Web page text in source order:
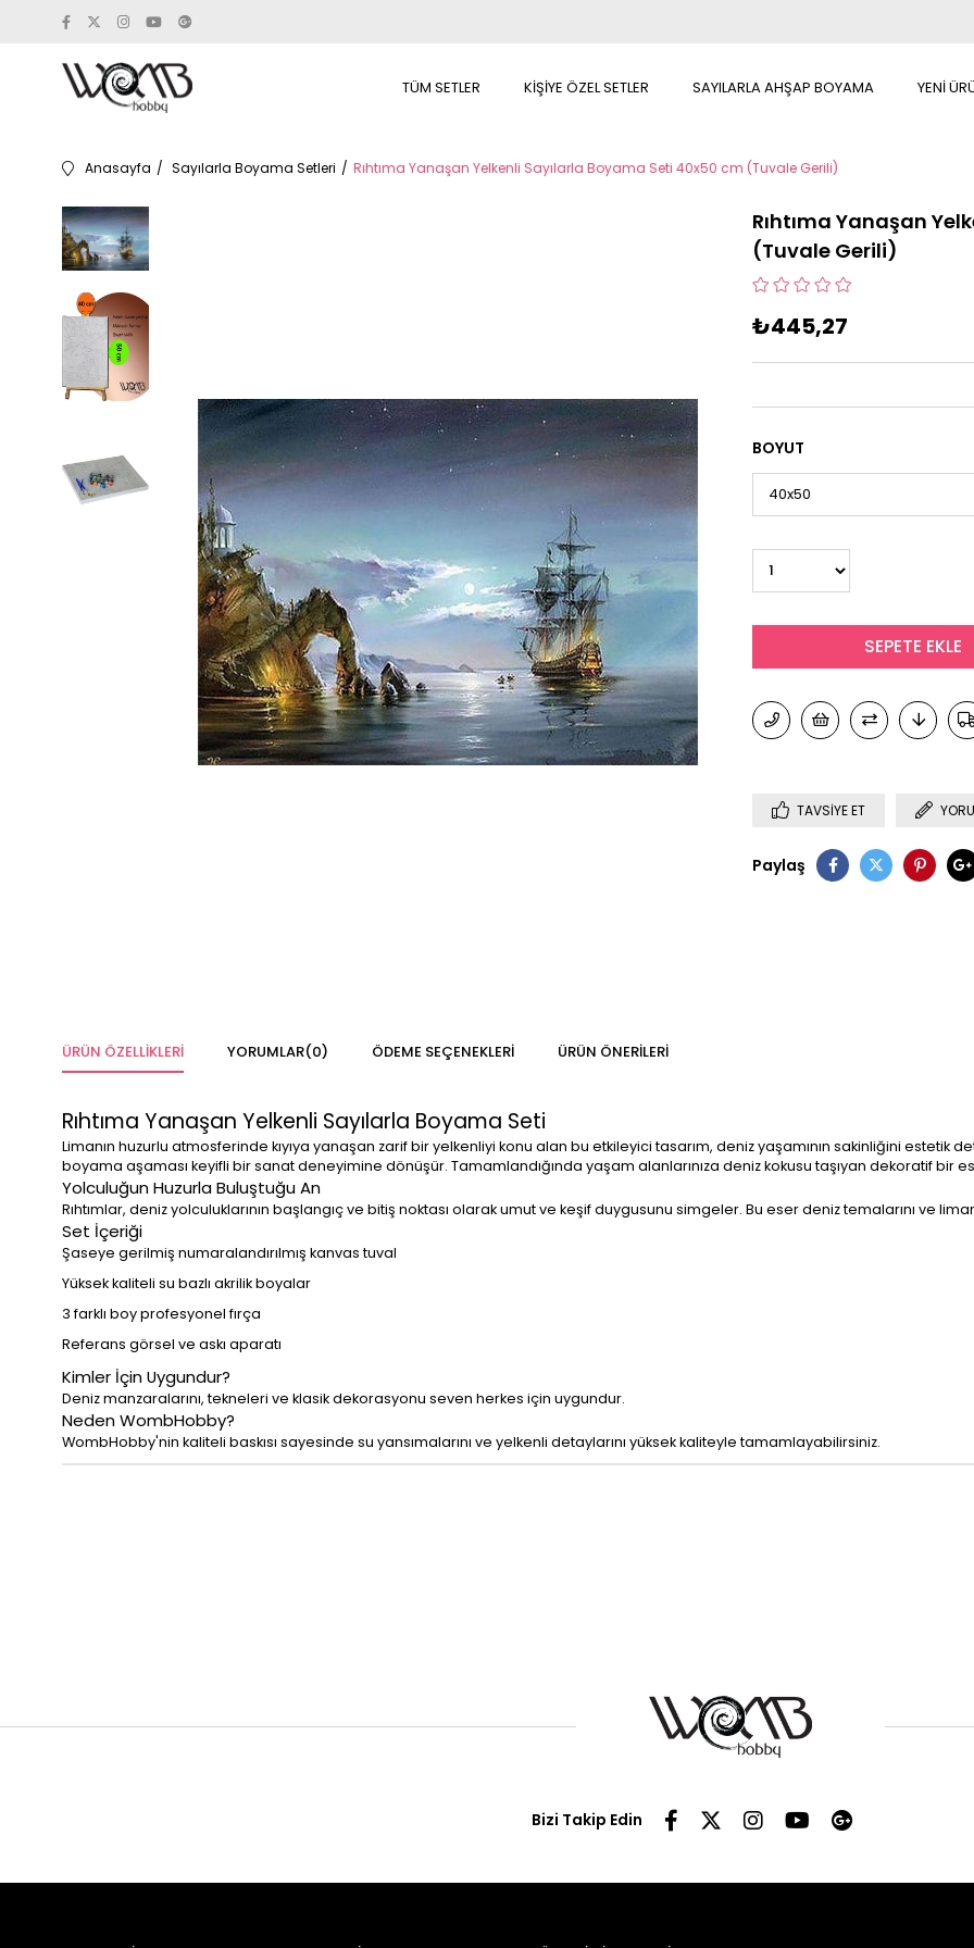
TÜM SETLER KİŞİYE ÖZEL SETLER SAYILARLA AHŞAP BOYAMA YENİ
Anasayfa Sayılarla Boyama Setleri Rıhtıma Yanaşan Yelkenli Sayılarla Boyama Seti 40x50 cm (Tuvale Gerili)
Rıhtıma Yanaşan
(Tuvale Gerili)
₺445,27
BOYUT
TAVSIYE ET
Paylaş
ÜRÜN ÖZELLIKLERI YORUMLAR(0) ÖDEME SEÇENEKLERI ÜRÜN ÖNERILERI
Rıhtıma Yanaşan Yelkenli Sayılarla Boyama Seti
Limanın huzurlu atmosferinde kıyıya yanaşan zarif bir yelkenliyi konu alan bu etkileyici tasarım, deniz yaşamının sakinliğini
boyama aşaması keyifli bir sanat deneyimine dönüşür. Tamamlandığında yaşam alanlarınıza deniz kokusu taşıyan dekoratif bir
Yolculuğun Huzurla Buluştuğu An
Rıhtımlar, deniz yolculuklarının başlangıç ve bitiş noktası olarak umut ve keşif duygusunu simgeler. Bu eser deniz temalarını ve
Set İçeriği
Şaseye gerilmiş numaralandırılmış kanvas tuval
Yüksek kaliteli su bazlı akrilik boyalar
3 farklı boy profesyonel fırça
Referans görsel ve askı aparatı
Kimler İçin Uygundur?
Deniz manzaralarını, tekneleri ve klasik dekorasyonu seven herkes için uygundur.
Neden WombHobby?
WombHobby'nin kaliteli baskısı sayesinde su yansımalarını ve yelkenli detaylarını yüksek kaliteyle tamamlayabilirsiniz.
Bizi Takip Edin